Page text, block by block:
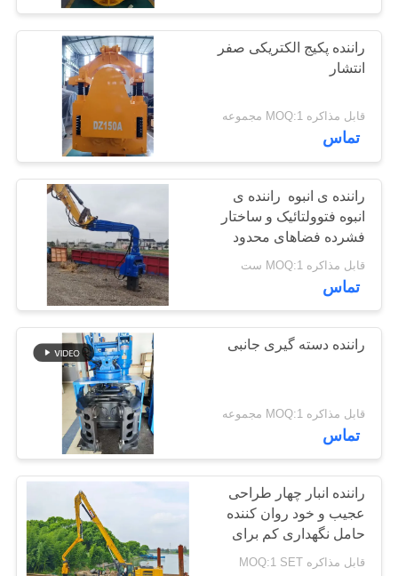
PRIVACY
POLICY
15
راننده شمع Mini
Excavator
38
تجهیزات رانندگی
شمع بتونی
30
راننده پکیج الکتریکی صفر
انتشار
قابل مذاکره MOQ:1 مجموعه
تماس
راننده ی انبوه ️ راننده ی
انبوه فتوولتائیک و ساختار
فشرده فضاهای محدود
برای مزارع خورشیدی
قابل مذاکره MOQ:1 ست
تماس
راننده دسته گیری جانبی
قابل مذاکره MOQ:1 مجموعه
تماس
راننده انبار چهار طراحی
عجیب و خود روان کننده
حامل نگهداری کم برای
عمر طولانی
قابل مذاکره MOQ:1 SET